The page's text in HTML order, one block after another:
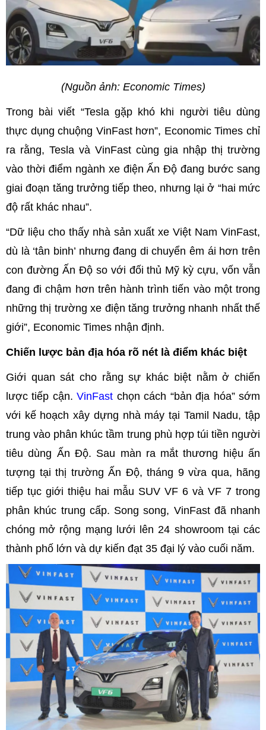
(Nguồn ảnh: Economic Times)
Trong bài viết “Tesla gặp khó khi người tiêu dùng
thực dụng chuộng VinFast hơn”, Economic Times chỉ
ra rằng, Tesla và VinFast cùng gia nhập thị trường
vào thời điểm ngành xe điện Ấn Độ đang bước sang
giai đoạn tăng trưởng tiếp theo, nhưng lại ở “hai mức
độ rất khác nhau”.
“Dữ liệu cho thấy nhà sản xuất xe Việt Nam VinFast,
dù là ‘tân binh’ nhưng đang di chuyển êm ái hơn trên
con đường Ấn Độ so với đối thủ Mỹ kỳ cựu, vốn vẫn
đang đi chậm hơn trên hành trình tiến vào một trong
những thị trường xe điện tăng trưởng nhanh nhất thế
giới”, Economic Times nhận định.
Chiến lược bản địa hóa rõ nét là điểm khác biệt
Giới quan sát cho rằng sự khác biệt nằm ở chiến
lược tiếp cận.VinFast chọn cách “bản địa hóa” sớm
với kế hoạch xây dựng nhà máy tại Tamil Nadu, tập
trung vào phân khúc tầm trung phù hợp túi tiền người
tiêu dùng Ấn Độ. Sau màn ra mắt thương hiệu ấn
tượng tại thị trường Ấn Độ, tháng 9 vừa qua, hãng
tiếp tục giới thiệu hai mẫu SUV VF 6 và VF 7 trong
phân khúc trung cấp. Song song, VinFast đã nhanh
chóng mở rộng mạng lưới lên 24 showroom tại các
thành phố lớn và dự kiến đạt 35 đại lý vào cuối năm.